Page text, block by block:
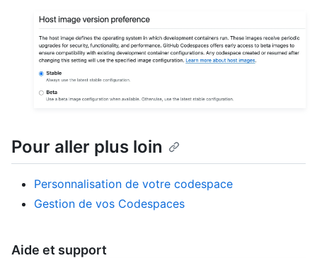
Pour aller plus loin
Personnalisation de votre codespace
Gestion de vos Codespaces
Aide et support